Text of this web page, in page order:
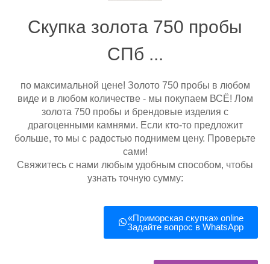
Скупка золота 750 пробы
СПб ...
по максимальной цене! Золото 750 пробы в любом
виде и в любом количестве - мы покупаем ВСЁ! Лом
золота 750 пробы и брендовые изделия с
драгоценными камнями. Если кто-то предложит
больше, то мы с радостью поднимем цену. Проверьте
сами!
Свяжитесь с нами любым удобным способом, чтобы
узнать точную сумму:
«Приморская скупка»‎ online
Задайте вопрос в WhatsApp